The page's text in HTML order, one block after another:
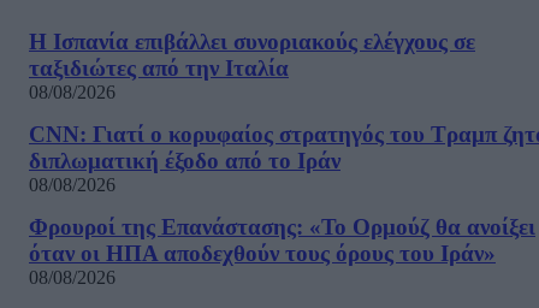
Η Ισπανία επιβάλλει συνοριακούς ελέγχους σε
ταξιδιώτες από την Ιταλία
08/08/2026
CNN: Γιατί ο κορυφαίος στρατηγός του Τραμπ
διπλωματική έξοδο από το Ιράν
08/08/2026
Φρουροί της Επανάστασης: «Το Ορμούζ θα ανοίξει
όταν οι ΗΠΑ αποδεχθούν τους όρους του Ιράν»
08/08/2026